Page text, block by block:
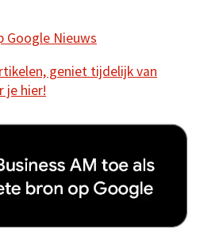
Google Nieuws
geniet tijdelijk van
je hier!